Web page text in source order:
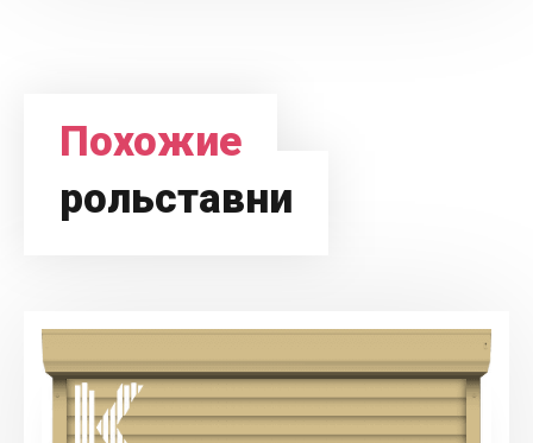
Похожие
рольставни